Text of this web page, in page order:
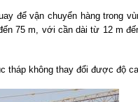
để vận chuyển hàng trong
75 m, với cần dài từ 12 m
tháp không thay đổi được độ